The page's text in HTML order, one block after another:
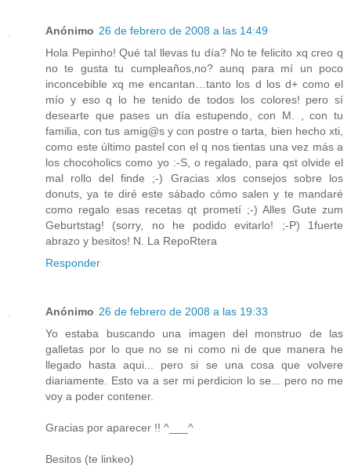
Anónimo 26 de febrero de 2008 a las 14:49
Hola Pepinho! Qué tal llevas tu día? No te felicito xq creo q
no te gusta tu cumpleaños,no? aunq para mí un poco
inconcebible xq me encantan…tanto los d los d+ como el
mío y eso q lo he tenido de todos los colores! pero sí
desearte que pases un día estupendo, con M. , con tu
familia, con tus amig@s y con postre o tarta, bien hecho xti,
como este último pastel con el q nos tientas una vez más a
los chocoholics como yo :-S, o regalado, para qst olvide el
mal rollo del finde ;-) Gracias xlos consejos sobre los
donuts, ya te diré este sábado cómo salen y te mandaré
como regalo esas recetas qt prometí ;-) Alles Gute zum
Geburtstag! (sorry, no he podido evitarlo! ;-P) 1fuerte
abrazo y besitos! N. La RepoRtera
Responder
Anónimo 26 de febrero de 2008 a las 19:33
Yo estaba buscando una imagen del monstruo de las
galletas por lo que no se ni como ni de que manera he
llegado hasta aqui... pero si se una cosa que volvere
diariamente. Esto va a ser mi perdicion lo se... pero no me
voy a poder contener.
Gracias por aparecer !! ^___^
Besitos (te linkeo)